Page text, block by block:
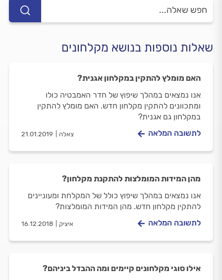
שאלות נוספות בנושא מקלחונים
האם מומלץ להתקין במקלחון אגנית?
אנו נמצאים במהלך שיפוץ של חדר האמבטיה כולו
ומתכוונים להתקין מקלחון חדש. האם מומלץ להתקין
במקלחון גם אגנית?
צאלה 21.01.2019 לתשובה המלאה
מהן המידות המומלצות להתקנת מקלחון?
אנו נמצאים במהלך שיפוץ כולל של המקלחת ומעוניינים
להתקין מקלחון חדש. מהן המידות המומלצות?
איציק 16.12.2018 לתשובה המלאה
אילו סוגי מקלחונים קיימים ומה ההבדל ביניהם?